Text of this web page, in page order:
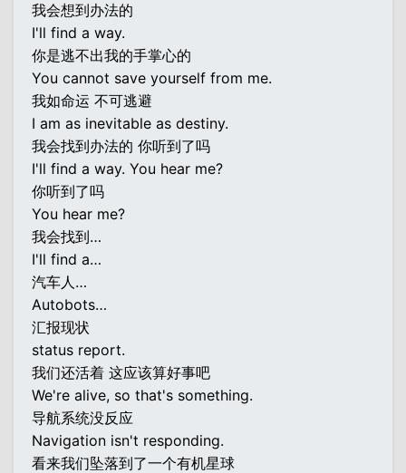
我会想到办法的
I'll find a way.
你是逃不出我的手掌心的
You cannot save yourself from me.
我如命运 不可逃避
I am as inevitable as destiny.
我会找到办法的 你听到了吗
I'll find a way. You hear me?
你听到了吗
You hear me?
我会找到…
I'll find a…
汽车人…
Autobots…
汇报现状
status report.
我们还活着 这应该算好事吧
We're alive, so that's something.
导航系统没反应
Navigation isn't responding.
看来我们坠落到了一个有机星球